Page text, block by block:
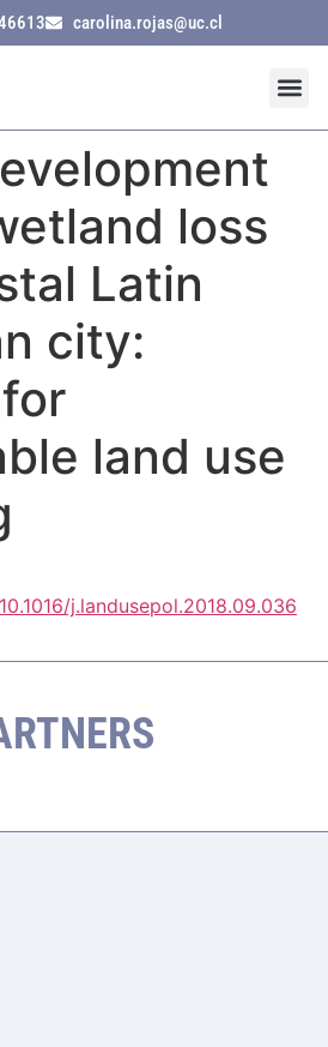
carolina.rojas@uc.cl
loss
Latin
city:
land use
j.landusepol.2018.09.036